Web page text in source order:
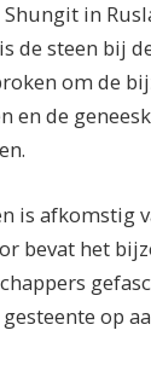
in
de steen bij
om de
en de
is afkomstig
bevat het
op